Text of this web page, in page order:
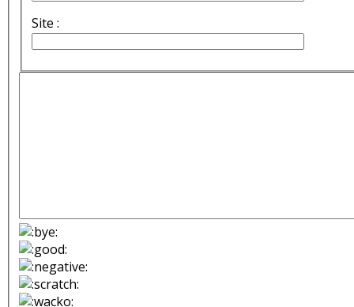
Site :